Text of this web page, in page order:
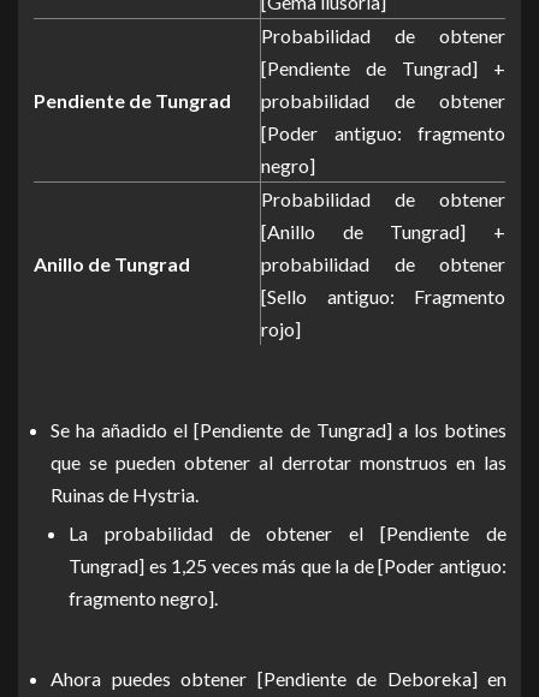
Pendiente de Tungrad
Probabilidad de obtener
[Pendiente de Tungrad] +
probabilidad de obtener
[Poder antiguo: fragmento
negro]
Anillo de Tungrad
Probabilidad de obtener
[Anillo de Tungrad] +
probabilidad de obtener
[Sello antiguo: Fragmento
rojo]
Se ha añadido el [Pendiente de Tungrad] a los botines
que se pueden obtener al derrotar monstruos en las
Ruinas de Hystria.
La probabilidad de obtener el [Pendiente de
Tungrad] es 1,25 veces más que la de [Poder antiguo:
fragmento negro].
Ahora puedes obtener [Pendiente de Deboreka] en